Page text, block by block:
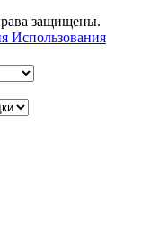
защищены.
Использования